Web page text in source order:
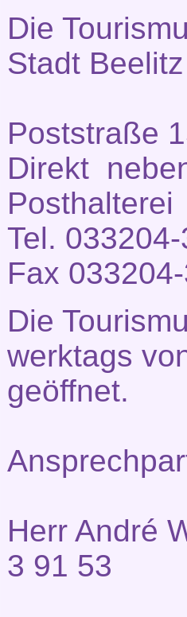
Die
Stadt
Poststraße
Direkt
Posthalterei
Tel.
Fax
Die
werktags
geöffnet.
Herr André
3 91 53